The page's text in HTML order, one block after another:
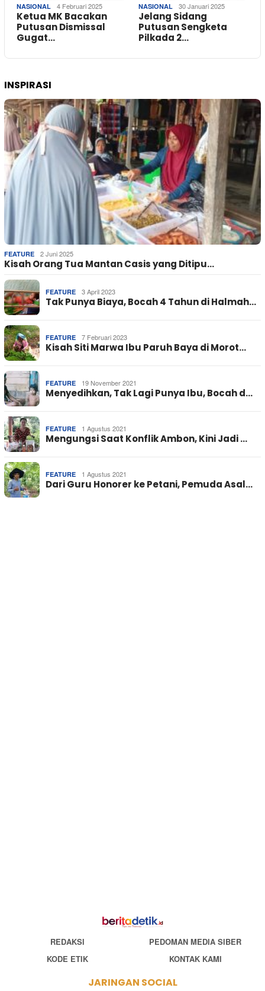
NASIONAL 4 Februari 2025
Ketua MK Bacakan
Putusan Dismissal
Gugat…
NASIONAL 30 Januari 2025
Jelang Sidang
Putusan Sengketa
Pilkada 2…
INSPIRASI
FEATURE 2 Juni 2025
Kisah Orang Tua Mantan Casis yang Ditipu…
FEATURE 3 April 2023
Tak Punya Biaya, Bocah 4 Tahun di Halmah…
FEATURE 7 Februari 2023
Kisah Siti Marwa Ibu Paruh Baya di Morot…
FEATURE 19 November 2021
Menyedihkan, Tak Lagi Punya Ibu, Bocah d…
FEATURE 1 Agustus 2021
Mengungsi Saat Konflik Ambon, Kini Jadi …
FEATURE 1 Agustus 2021
Dari Guru Honorer ke Petani, Pemuda Asal…
REDAKSI
PEDOMAN MEDIA SIBER
KODE ETIK
KONTAK KAMI
JARINGAN SOCIAL